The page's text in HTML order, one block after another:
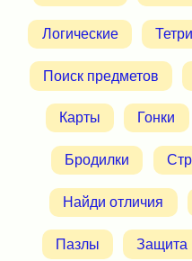
Логические
Поиск предметов
Карты Гонки
Бродилки
Найди отличия
Пазлы Защита